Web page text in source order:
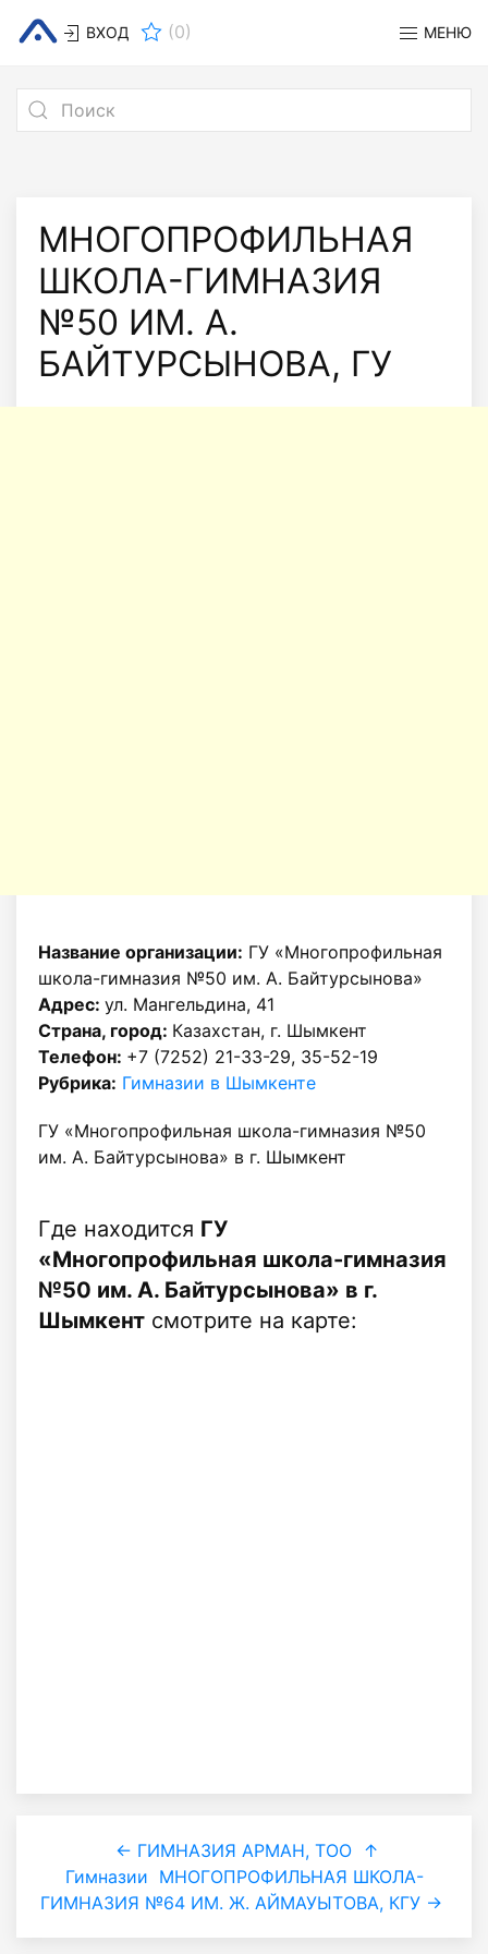
ВХОД (0) МЕНЮ
МНОГОПРОФИЛЬНАЯ
ШКОЛА-ГИМНАЗИЯ
№50 ИМ. А.
БАЙТУРСЫНОВА, ГУ
Название организации: ГУ «Многопрофильная
школа-гимназия №50 им. А. Байтурсынова»
Адрес: ул. Мангельдина, 41
Страна, город: Казахстан, г. Шымкент
Телефон: +7 (7252) 21-33-29, 35-52-19
Рубрика: Гимназии в Шымкенте
ГУ «Многопрофильная школа-гимназия №50
им. А. Байтурсынова» в г. Шымкент
Где находится ГУ
«Многопрофильная школа-гимназия
№50 им. А. Байтурсынова» в г.
Шымкент смотрите на карте:
← ГИМНАЗИЯ АРМАН, ТОО
↑
Гимназии МНОГОПРОФИЛЬНАЯ ШКОЛА-
ГИМНАЗИЯ №64 ИМ. Ж. АЙМАУЫТОВА, КГУ →